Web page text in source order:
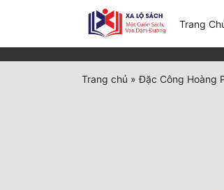
Trang
Trang chủ »Đặc Công Hoàng